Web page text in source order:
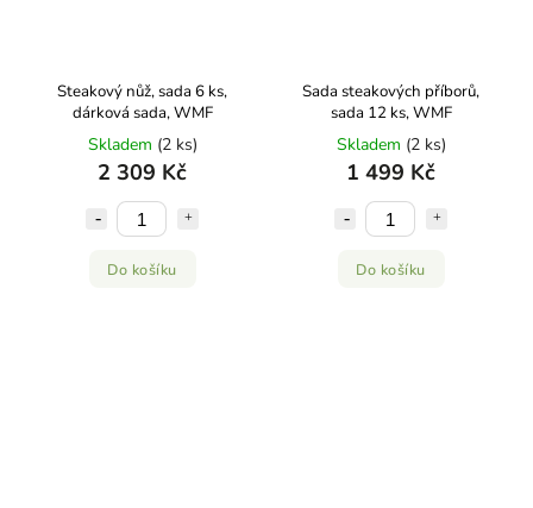
Steakový nůž, sada 6 ks,
dárková sada, WMF
Skladem (2 ks)
2 309 Kč
Do košíku
Sada steakových příborů,
sada 12 ks, WMF
Skladem (2 ks)
1 499 Kč
Do košíku